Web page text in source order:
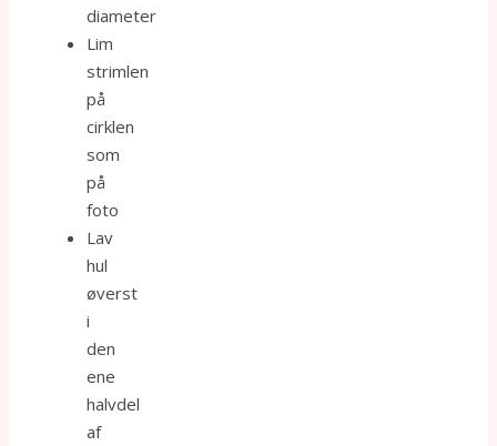
diameter
Lim
strimlen
på
cirklen
som
på
foto
Lav
hul
øverst
i
den
ene
halvdel
af